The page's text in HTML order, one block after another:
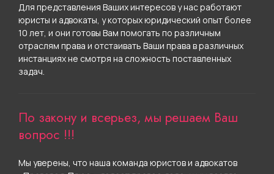
Для представления Ваших интересов у нас работают
юристы и адвокаты, у которых юридический опыт более
10 лет, и они готовы Вам помогать по различным
отраслям права и отстаивать Ваши права в различных
инстанциях не смотря на сложность поставленных
задач.
По закону и всерьез, мы решаем Ваш
вопрос !!!
Мы уверены, что наша команда юристов и адвокатов